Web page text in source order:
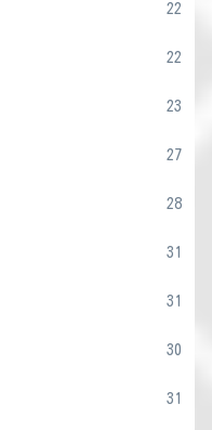
22
22
23
27
28
31
31
30
31